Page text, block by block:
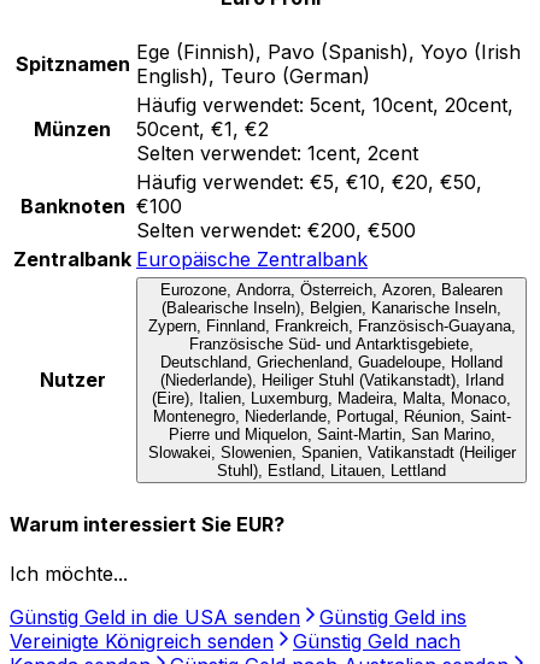
Spitznamen Ege (Finnish), Pavo (Spanish), Yoyo (Irish
English), Teuro (German)
Münzen
Häufig verwendet: 5cent, 10cent, 20cent,
50cent, €1, €2
Selten verwendet: 1cent, 2cent
Banknoten
Häufig verwendet: €5, €10, €20, €50,
€100
Selten verwendet: €200, €500
Zentralbank Europäische Zentralbank
Nutzer
Eurozone, Andorra, Österreich, Azoren, Balearen
(Balearische Inseln), Belgien, Kanarische Inseln,
Zypern, Finnland, Frankreich, Französisch-Guayana,
Französische Süd- und Antarktisgebiete,
Deutschland, Griechenland, Guadeloupe, Holland
(Niederlande), Heiliger Stuhl (Vatikanstadt), Irland
(Eire), Italien, Luxemburg, Madeira, Malta, Monaco,
Montenegro, Niederlande, Portugal, Réunion, Saint-
Pierre und Miquelon, Saint-Martin, San Marino,
Slowakei, Slowenien, Spanien, Vatikanstadt (Heiliger
Stuhl), Estland, Litauen, Lettland
Warum interessiert Sie EUR?
Ich möchte...
Günstig Geld in die USA senden
Günstig Geld ins
Vereinigte Königreich senden
Günstig Geld nach